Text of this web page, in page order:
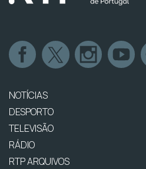
NOTÍCIAS
DESPORTO
TELEVISÃO
RÁDIO
RTP ARQUIVOS